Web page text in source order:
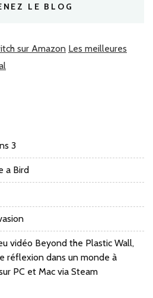
LE BLOG
sur Amazon Les meilleures
3
a Bird
vidéo Beyond the Plastic Wall,
réflexion dans un monde à
PC et Mac via Steam